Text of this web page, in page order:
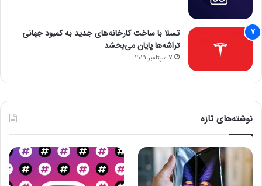
تسلا با ساخت کارخانه‌های جدید به کمبود جهانی
تراشه‌ها پایان می‌بخشد
7 سپتامبر 2021
نوشته‌های تازه